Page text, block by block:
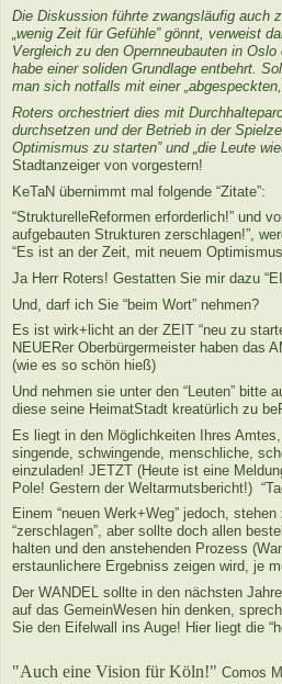
Die Diskussion führte zwangsläufig auch
„wenig Zeit für Gefühle” gönnt, verweist
Vergleich zu den Opernneubauten in
habe einer soliden Grundlage entbehrt.
man sich notfalls mit einer
Roters orchestriert dies mit
durchsetzen und der Betrieb in der
Optimismus zu starten” und „die Leute
Stadtanzeiger von vorgestern!
KeTaN übernimmt mal folgende “Zitate”:
“StrukturelleReformen erforderlich!” und
aufgebauten Strukturen zerschlagen!”,
“Es ist an der Zeit, mit neuem
Ja Herr Roters! Gestatten Sie mir dazu
Und, darf ich Sie “beim Wort” nehmen?
Es ist wirk+licht an der ZEIT “neu zu
NEUERer Oberbürgermeister haben das
(wie es so schön hieß)
Und nehmen sie unter den “Leuten” bitte
diese seine HeimatStadt kreatürlich zu
Es liegt in den Möglichkeiten Ihres
singende, schwingende, menschliche,
einzuladen! JETZT (Heute ist eine
Pole! Gestern der Weltarmutsbericht!)
Einem “neuen Werk+Weg” jedoch,
“zerschlagen”, aber sollte doch allen
halten und den anstehenden Prozess
erstaunlichere Ergebniss zeigen wird, je
Der WANDEL sollte in den nächsten
auf das GemeinWesen hin denken,
Sie den Eifelwall ins Auge! Hier liegt die
"Auch eine Vision für Köln!"